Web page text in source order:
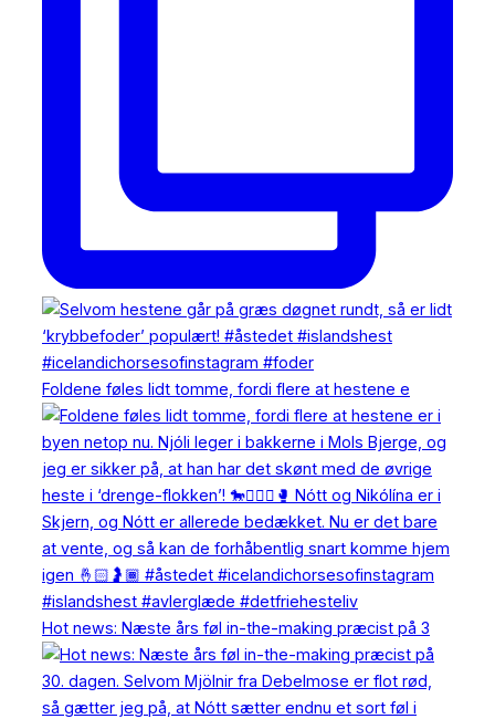
Foldene føles lidt tomme, fordi flere at hestene e
Hot news: Næste års føl in-the-making præcist på 3